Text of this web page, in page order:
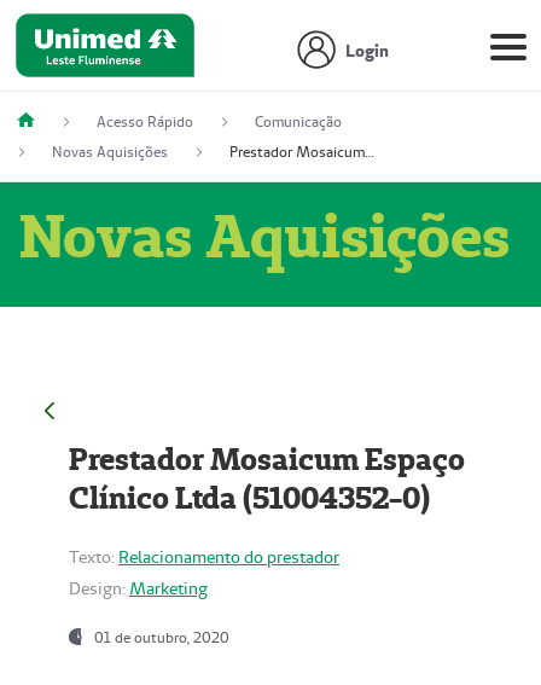
Login
Acesso Rápido
Comunicação
Novas Aquisições
Prestador Mosaicum Espaço Clínico Ltda (51004352-0)
Novas Aquisições
Prestador Mosaicum Espaço
Clínico Ltda (51004352-0)
Texto: Relacionamento do prestador
Design: Marketing
01 de outubro, 2020